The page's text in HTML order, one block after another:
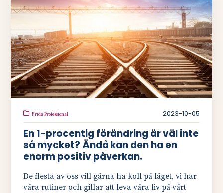
Frida Professional 2023-10-05
En 1-procentig förändring är väl inte
så mycket? Ändå kan den ha en
enorm positiv påverkan.
De flesta av oss vill gärna ha koll på läget, vi har
våra rutiner och gillar att leva våra liv på vårt